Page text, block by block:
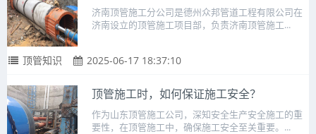
济南顶管施工分公司是德州众邦管道工程有限公司在
济南设立的顶管施工项目部，负责济南顶管施工...
顶管知识 2025-06-17 18:37:10
顶管施工时，如何保证施工安全？
作为山东顶管施工公司，深知安全生产安全施工的重
要性，在顶管施工中，确保施工安全至关重要。...